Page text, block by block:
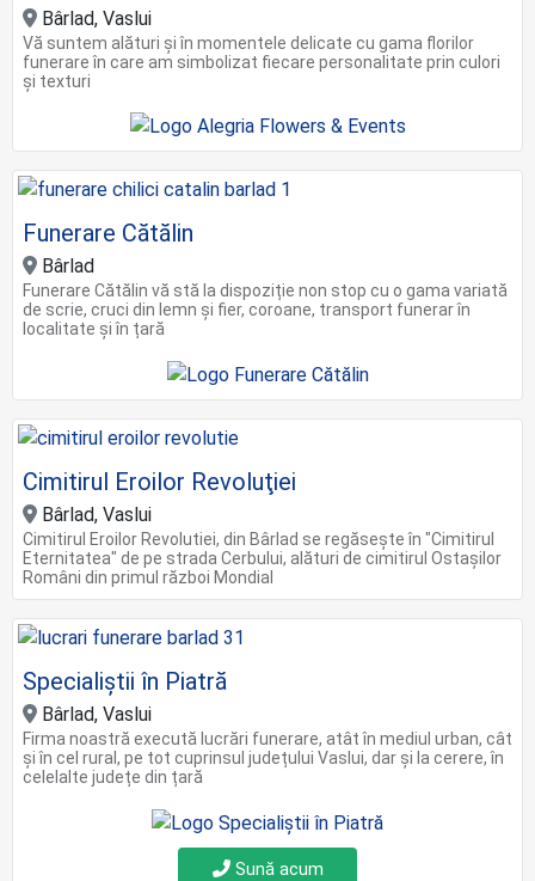
Bârlad, Vaslui
Vă suntem alături și în momentele delicate cu gama florilor
funerare în care am simbolizat fiecare personalitate prin culori
și texturi
Funerare Cătălin
Bârlad
Funerare Cătălin vă stă la dispoziție non stop cu o gama variată
de scrie, cruci din lemn și fier, coroane, transport funerar în
localitate și în țară
Cimitirul Eroilor Revoluţiei
Bârlad, Vaslui
Cimitirul Eroilor Revolutiei, din Bârlad se regăseşte în "Cimitirul
Eternitatea" de pe strada Cerbului, alături de cimitirul Ostaşilor
Români din primul război Mondial
Specialiştii în Piatră
Bârlad, Vaslui
Firma noastră execută lucrări funerare, atât în mediul urban, cât
și în cel rural, pe tot cuprinsul județului Vaslui, dar și la cerere, în
celelalte județe din țară
Sună acum